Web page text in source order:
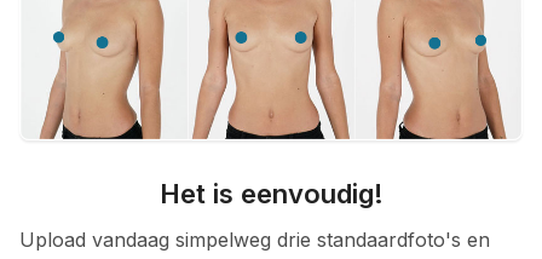
Het is eenvoudig!
Upload vandaag simpelweg drie standaardfoto's en